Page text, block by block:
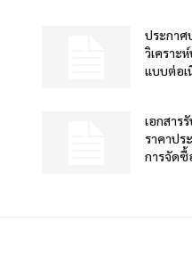
ประกาศ
วิเคราะ
แบบต่อเ
เอกสาร
ราคาปร
การจัดซื้